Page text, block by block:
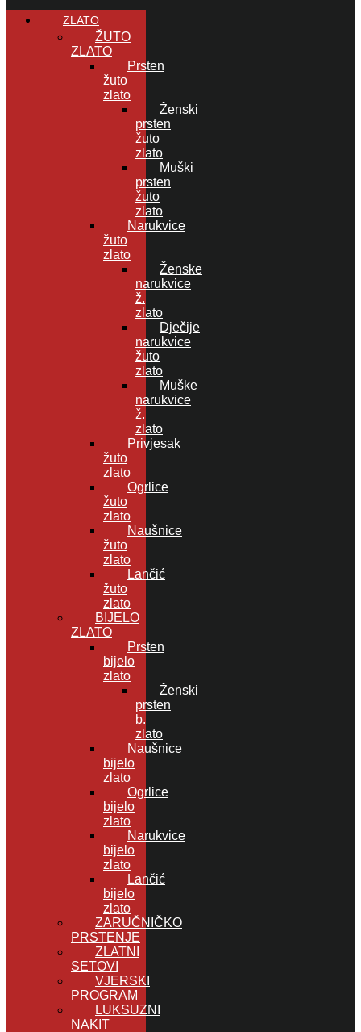
ZLATO
ŽUTO
ZLATO
Prsten
žuto
zlato
Ženski
prsten
žuto
zlato
Muški
prsten
žuto
zlato
Narukvice
žuto
zlato
Ženske
narukvice
ž.
zlato
Dječije
narukvice
žuto
zlato
Muške
narukvice
ž.
zlato
Privjesak
žuto
zlato
Ogrlice
žuto
zlato
Naušnice
žuto
zlato
Lančić
žuto
zlato
BIJELO
ZLATO
Prsten
bijelo
zlato
Ženski
prsten
b.
zlato
Naušnice
bijelo
zlato
Ogrlice
bijelo
zlato
Narukvice
bijelo
zlato
Lančić
bijelo
zlato
ZARUČNIČKO
PRSTENJE
ZLATNI
SETOVI
VJERSKI
PROGRAM
LUKSUZNI
NAKIT